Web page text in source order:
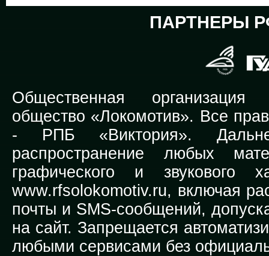
ПАРТНЕРЫ
Общественная организация
общество «Локомотив». Все
- РПБ «Виктория».
распространение любых
графического и звукового
www.rfsolokomotiv.ru, включая
почты и SMS-сообщений,
на сайт. Запрещается
любыми сервисами без